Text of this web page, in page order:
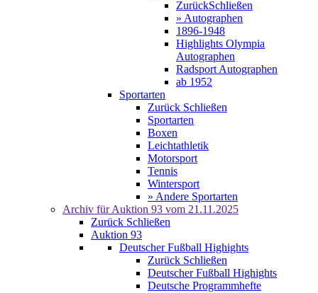
ZurückSchließen
» Autographen
1896-1948
Highlights Olympia
Autographen
Radsport Autographen
ab 1952
Sportarten
Zurück Schließen
Sportarten
Boxen
Leichtathletik
Motorsport
Tennis
Wintersport
» Andere Sportarten
Archiv für Auktion 93 vom 21.11.2025
Zurück Schließen
Auktion 93
Deutscher Fußball Highights
Zurück Schließen
Deutscher Fußball Highights
Deutsche Programmhefte